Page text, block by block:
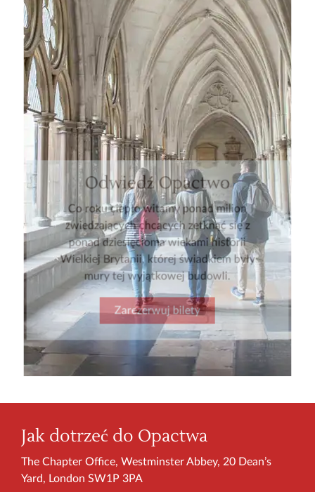
Odwiedź Opactwo
Co roku ciepło witamy ponad milion
zwiedzających chcących zetknąć się z
ponad dziesięcioma wiekami historii
Wielkiej Brytanii, której świadkiem były
mury tej wyjątkowej budowli.
Zarezerwuj bilety
Jak dotrzeć do Opactwa
The Chapter Office, Westminster Abbey, 20 Dean’s
Yard, London SW1P 3PA